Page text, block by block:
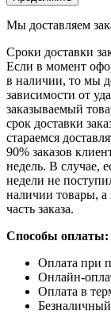
Мы доставляем
Сроки доставки
Если в момент
в наличии, то мы
зависимости от
заказываемый
срок доставки
стараемся
90% заказов
недель. В случае,
недели не
наличии товары,
часть заказа.
Способы оплаты:
Оплата при
Онлайн-
Оплата в
Безналичный